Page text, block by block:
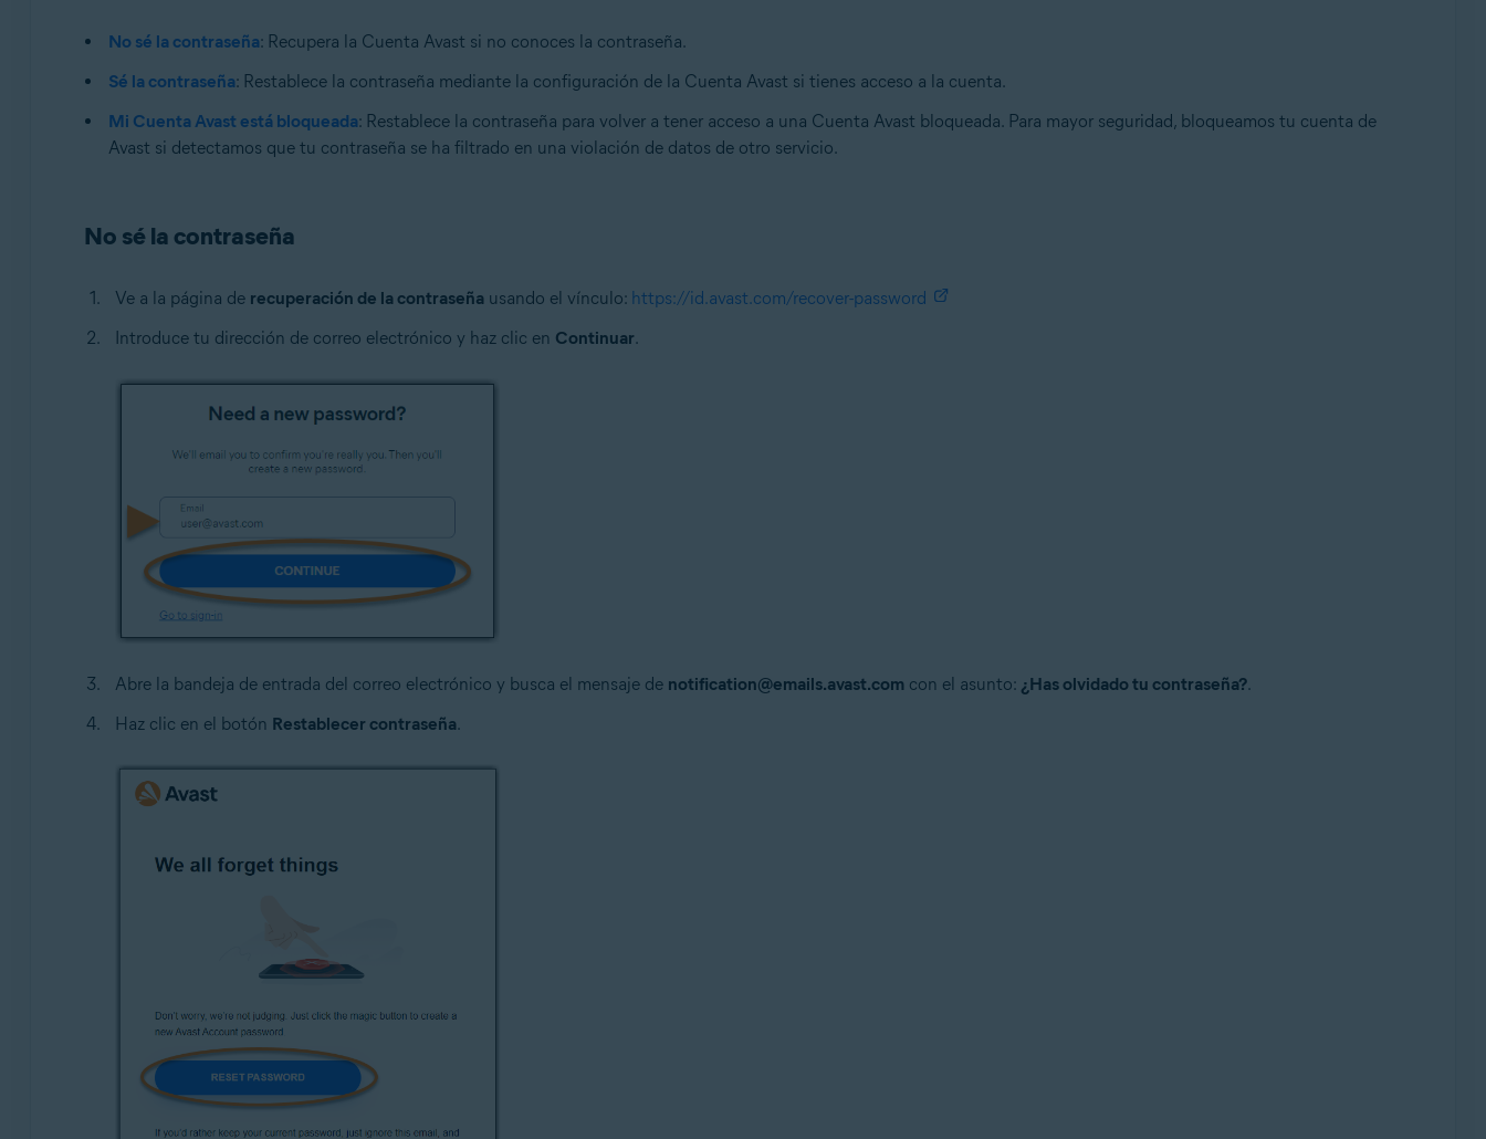
No sé la contraseña: Recupera la Cuenta Avast si no conoces la contraseña.
Sé la contraseña: Restablece la contraseña mediante la configuración de la Cuenta Avast si tienes acceso a la cuenta.
Mi Cuenta Avast está bloqueada: Restablece la contraseña para volver a tener acceso a una Cuenta Avast bloqueada. Para mayor seguridad, bloqueamos tu cuenta de
Avast si detectamos que tu contraseña se ha filtrado en una violación de datos de otro servicio.
No sé la contraseña
Ve a la página de recuperación de la contraseñausando el vínculo: https://id.avast.com/recover-password
Introduce tu dirección de correo electrónico y haz clic en Continuar.
Abre la bandeja de entrada del correo electrónico y busca el mensaje de notification@emails.avast.com con el asunto: ¿Has olvidado tu contraseña?.
Haz clic en el botón Restablecer contraseña.